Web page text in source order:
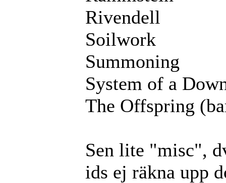
Rivendell
Soilwork
Summoning
System of a
The Offspring
Sen lite "misc",
ids ej räkna upp